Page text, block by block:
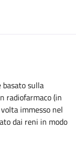
sulla
radiofarmaco (in
immesso nel
dai reni in modo